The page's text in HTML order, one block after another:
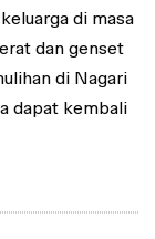
di masa
dan genset
di Nagari
dapat kembali